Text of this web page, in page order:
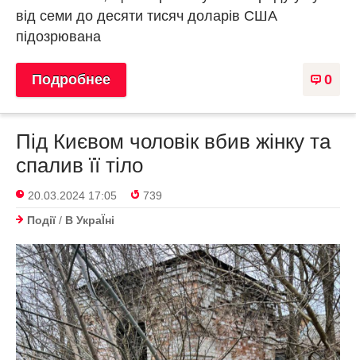
від семи до десяти тисяч доларів США
підозрювана
0
Подробнее
Під Києвом чоловік вбив жінку та
спалив її тіло
20.03.2024 17:05
739
Події/ В УкраЇнi